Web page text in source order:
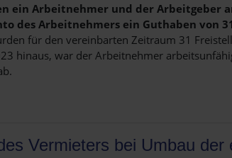
ein Arbeitnehmer und der Arbeitgeber
des Arbeitnehmers ein Guthaben von
für den vereinbarten Zeitraum 31
hinaus, war der Arbeitnehmer
Vermieters bei Umbau der